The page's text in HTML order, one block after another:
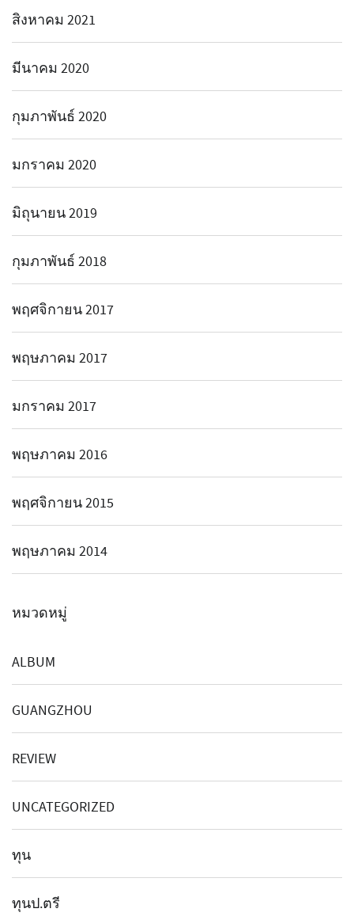
สิงหาคม 2021
มีนาคม 2020
กุมภาพันธ์ 2020
มกราคม 2020
มิถุนายน 2019
กุมภาพันธ์ 2018
พฤศจิกายน 2017
พฤษภาคม 2017
มกราคม 2017
พฤษภาคม 2016
พฤศจิกายน 2015
พฤษภาคม 2014
หมวดหมู่
ALBUM
GUANGZHOU
REVIEW
UNCATEGORIZED
ทุน
ทุนป.ตรี